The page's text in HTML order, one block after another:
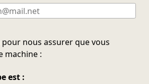
nous assurer que vous
machine :
est :